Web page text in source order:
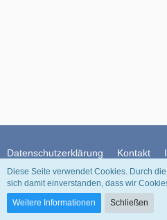
Datenschutzerklärung Kontakt
Community-Software:
Diese Seite verwendet Cookies. Durch
sich damit einverstanden, dass wir
Weitere Informationen
Schließen